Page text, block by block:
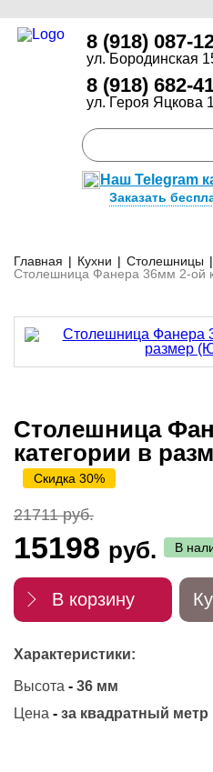
8 (918) 087-
ул. Бородинская
8 (918) 682-
ул. Героя Яцкова
Наш Telegram
Заказать
Главная | Кухни | Столешницы |
Столешница Фанера 36мм 2-ой
Столешница
категории в
Скидка 30%
21711 руб.
15198 руб. В
В корзину
Характеристики:
Высота - 36 мм
Цена - за квадратный метр